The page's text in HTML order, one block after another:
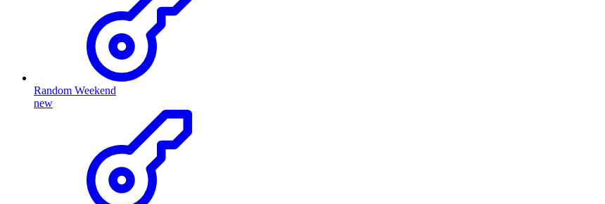
Random Weekend
new